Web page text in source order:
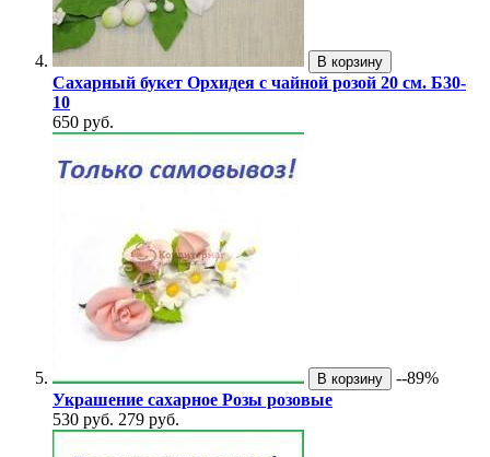
В корзину
Сахарный букет Орхидея с чайной розой 20 см. Б30-
10
650 руб.
В корзину
--89%
Украшение сахарное Розы розовые
530 руб. 279 руб.